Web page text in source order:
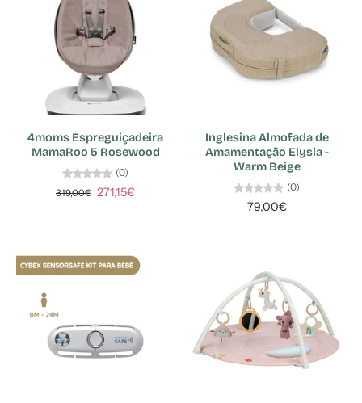
4moms Espreguiçadeira
MamaRoo 5 Rosewood
(0)
319,00€ 271,15€
Inglesina Almofada de
Amamentação Elysia -
Warm Beige
(0)
79,00€